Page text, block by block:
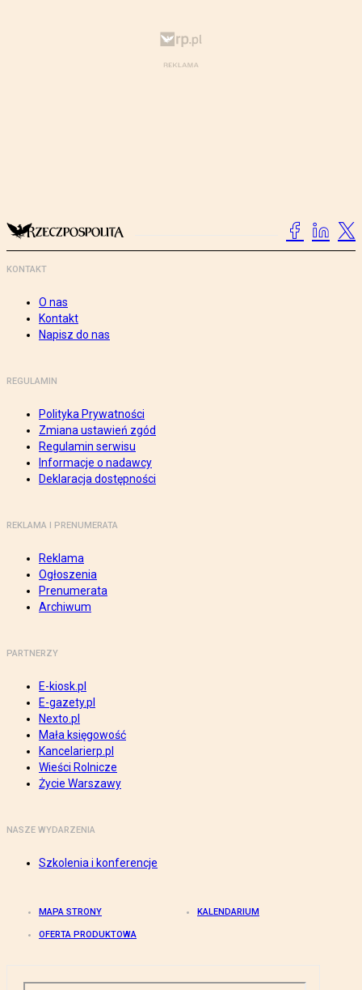
KONTAKT
O nas
Kontakt
Napisz do nas
REGULAMIN
Polityka Prywatności
Zmiana ustawień zgód
Regulamin serwisu
Informacje o nadawcy
Deklaracja dostępności
REKLAMA I PRENUMERATA
Reklama
Ogłoszenia
Prenumerata
Archiwum
PARTNERZY
E-kiosk.pl
E-gazety.pl
Nexto.pl
Mała księgowość
Kancelarierp.pl
Wieści Rolnicze
Życie Warszawy
NASZE WYDARZENIA
Szkolenia i konferencje
MAPA STRONY KALENDARIUM
OFERTA PRODUKTOWA